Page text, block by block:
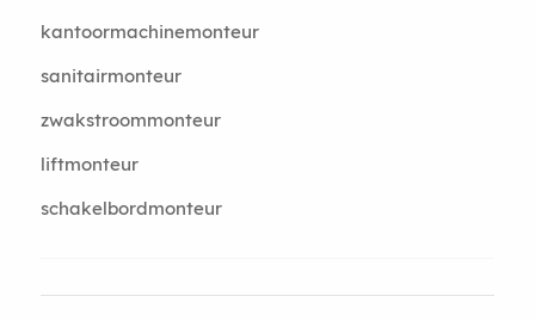
kantoormachinemonteur
sanitairmonteur
zwakstroommonteur
liftmonteur
schakelbordmonteur